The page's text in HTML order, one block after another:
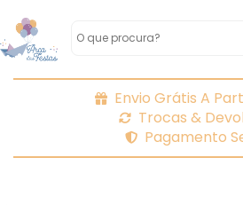
Envio Grátis A
Trocas &
Pagamento